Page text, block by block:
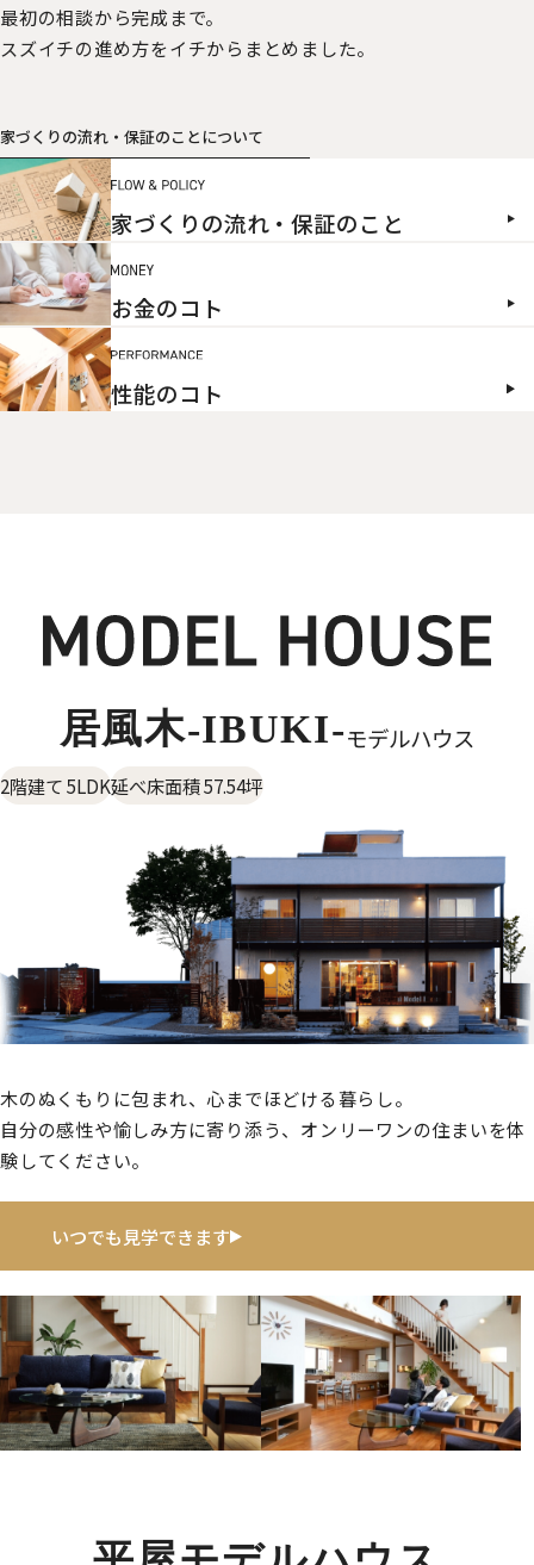
家づくりの流れ・保証のこと
お金のコト
性能のコト
最初の相談から完成まで。
スズイチの進め方をイチからまとめました。
家づくりの流れ・保証のことについて
居風木-IBUKI-モデルハウス
2階建て 5LDK延べ床面積 57.54坪
木のぬくもりに包まれ、心までほどける暮らし。
自分の感性や愉しみ方に寄り添う、オンリーワンの住まいを体
験してください。
いつでも見学できます